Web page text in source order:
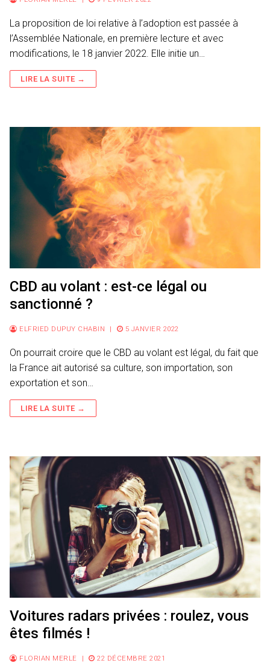
La proposition de loi relative à l’adoption est passée à
l’Assemblée Nationale, en première lecture et avec
modifications, le 18 janvier 2022. Elle initie un…
LIRE LA SUITE →
CBD au volant : est-ce légal ou
sanctionné ?
ELFRIED DUPUY CHABIN | 5 JANVIER 2022
On pourrait croire que le CBD au volant est légal, du fait que
la France ait autorisé sa culture, son importation, son
exportation et son…
LIRE LA SUITE →
Voitures radars privées : roulez, vous
êtes filmés !
FLORIAN MERLE | 22 DÉCEMBRE 2021